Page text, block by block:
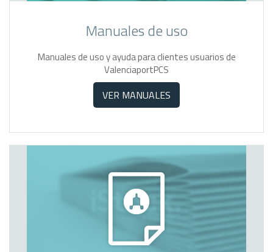
Manuales de uso
Manuales de uso y ayuda para clientes usuarios de
ValenciaportPCS
VER MANUALES